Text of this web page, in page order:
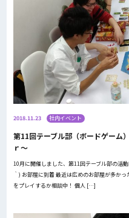
2018.11.23 社内イベント
第11回テーブル部（ボードゲーム
ｒ～
10月に開催しました、第11回テーブル部の活
｀) お部屋に到着 最近は広めのお部屋が多か
をプレイするか相談中！ 個人 […]